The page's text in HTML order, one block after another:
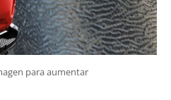
para aumentar